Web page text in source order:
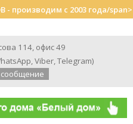
производим с 2003 года/span>
114, офис 49
,Viber,Telegram)